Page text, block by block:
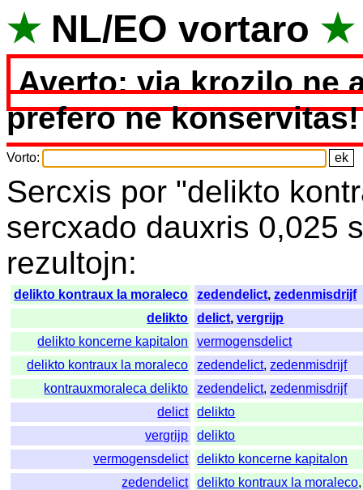
★ NL/EO vortaro ★
Averto: via krozilo ne
prefero ne konservitas!
Vorto:
Sercxis por "delikto
sercxado dauxris 0,025
rezultojn:
delikto kontraux la moraleco zedendelict,zedenmisdrijf
delikto
delict,vergrijp
delikto koncerne kapitalon
vermogensdelict
delikto kontraux la moraleco
zedendelict,zedenmisdrijf
kontrauxmoraleca delikto
zedendelict,zedenmisdrijf
delict
delikto
vergrijp
delikto
vermogensdelict
delikto koncerne kapitalon
zedendelict
delikto kontraux la moraleco